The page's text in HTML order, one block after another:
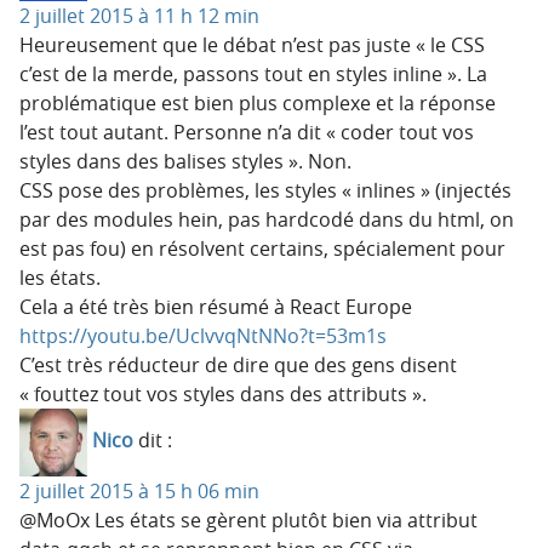
2 juillet 2015 à 11 h 12 min
Heureusement que le débat n’est pas juste « le CSS
c’est de la merde, passons tout en styles inline ». La
problématique est bien plus complexe et la réponse
l’est tout autant. Personne n’a dit « coder tout vos
styles dans des balises styles ». Non.
CSS pose des problèmes, les styles « inlines » (injectés
par des modules hein, pas hardcodé dans du html, on
est pas fou) en résolvent certains, spécialement pour
les états.
Cela a été très bien résumé à React Europe
https://youtu.be/UclvvqNtNNo?t=53m1s
C’est très réducteur de dire que des gens disent
« fouttez tout vos styles dans des attributs ».
Nico dit :
2 juillet 2015 à 15 h 06 min
@MoOx Les états se gèrent plutôt bien via attribut